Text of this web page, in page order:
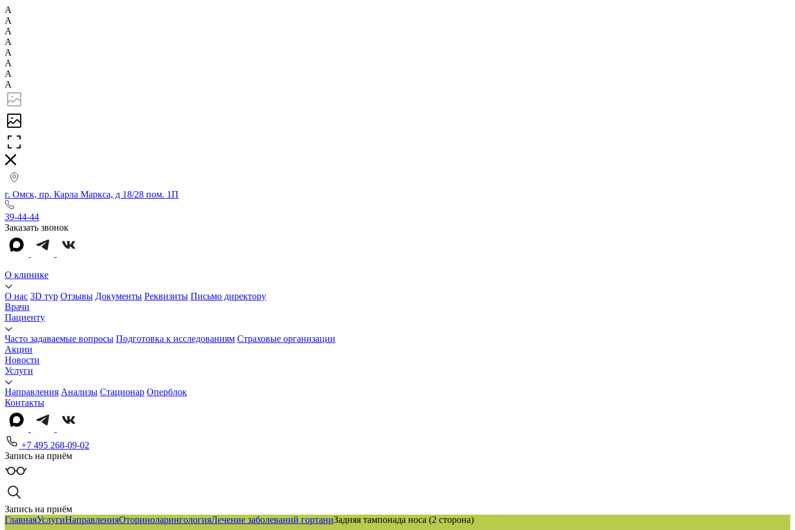
А
А
А
А
А
А
А
А
г. Омск, пр. Карла Маркса, д 18/28 пом. 1П
39-44-44
Заказать звонок
О клинике
О нас 3D тур Отзывы Документы Реквизиты Письмо директору
Врачи
Пациенту
Часто задаваемые вопросы Подготовка к исследованиям Страховые организации
Акции
Новости
Услуги
Направления Анализы Стационар Оперблок
Контакты
+7 495 268-09-02
Запись на приём
Запись на приём
ГлавнаяУслугиНаправленияОториноларингологияЛечение заболеваний гортаниЗадняя тампонада носа (2 сторона)